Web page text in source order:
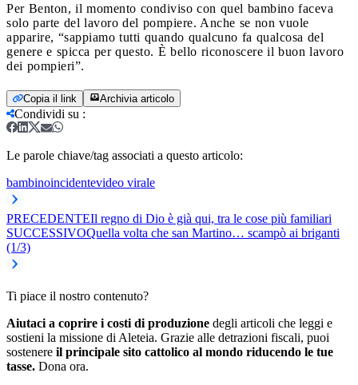
Per Benton, il momento condiviso con quel bambino faceva
solo parte del lavoro del pompiere. Anche se non vuole
apparire, “sappiamo tutti quando qualcuno fa qualcosa del
genere e spicca per questo. È bello riconoscere il buon lavoro
dei pompieri”.
Copia il link Archivia articolo
Condividi su :
Le parole chiave/tag associati a questo articolo:
bambinoincidentevideo virale
PRECEDENTEIl regno di Dio è già qui, tra le cose più familiari
SUCCESSIVOQuella volta che san Martino… scampò ai briganti
(1/3)
Ti piace il nostro contenuto?
Aiutaci a coprire i costi di produzione degli articoli che leggi e
sostieni la missione di Aleteia. Grazie alle detrazioni fiscali, puoi
sostenere il principale sito cattolico al mondo riducendo le tue
tasse. Dona ora.